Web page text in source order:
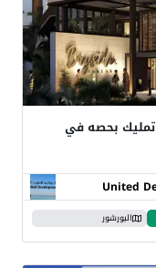
قرية لاديرا راس سدر Ladera Ras Sedr تمليك بحصه في
البورشور